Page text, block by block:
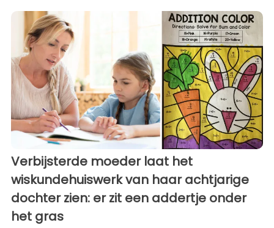
Verbijsterde moeder laat het
wiskundehuiswerk van haar achtjarige
dochter zien: er zit een addertje onder
het gras